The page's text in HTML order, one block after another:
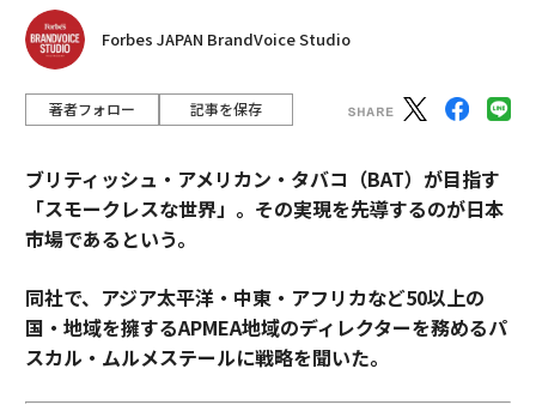
Forbes JAPAN BrandVoice Studio
著者フォロー 記事を保存
ブリティッシュ・アメリカン・タバコ（BAT）が目指す
「スモークレスな世界」。その実現を先導するのが日本
市場であるという。
同社で、アジア太平洋・中東・アフリカなど50以上の
国・地域を擁するAPMEA地域のディレクターを務めるパ
スカル・ムルメステールに戦略を聞いた。